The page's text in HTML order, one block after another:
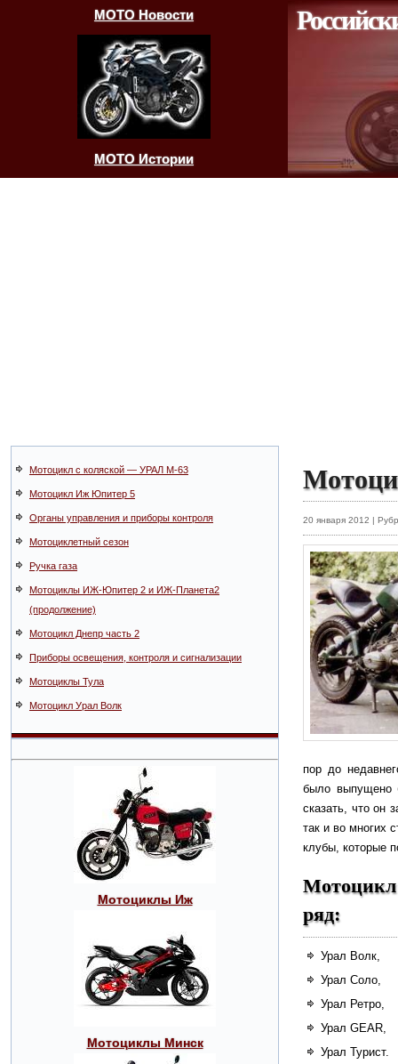
МОТО Новости
МОТО Истории
Мотоцикл с коляской — УРАЛ М-63
Мотоцикл Иж Юпитер 5
Органы управления и приборы контроля
Мотоциклетный сезон
Ручка газа
Мотоциклы ИЖ-Юпитер 2 и ИЖ-Планета2
(продолжение)
Мотоцикл Днепр часть 2
Приборы освещения, контроля и сигнализации
Мотоциклы Тула
Мотоцикл Урал Волк
Мотоциклы Иж
Мотоциклы Минск
20 января 2012 |
пор до
было выпущено
сказать, что он
так и во многих
клубы, которые
ряд:
Урал Волк,
Урал Соло,
Урал Ретро,
Урал GEAR,
Урал Турист.